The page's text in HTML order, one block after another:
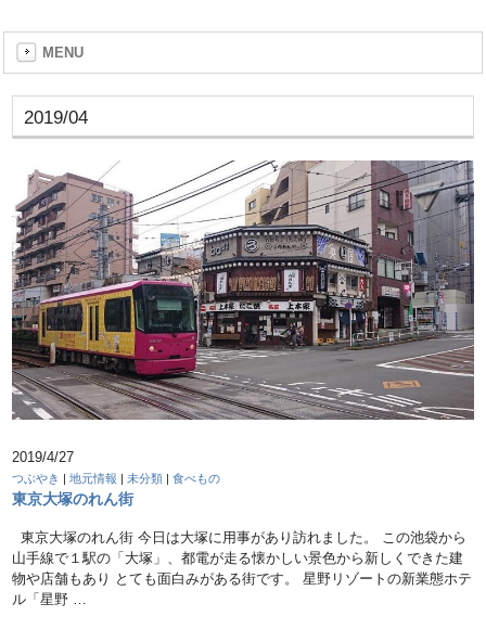
MENU
2019/04
2019/4/27
つぶやき |地元情報 |未分類 |食べもの
東京大塚のれん街
東京大塚のれん街 今日は大塚に用事があり訪れました。 この池袋から
山手線で１駅の「大塚」、都電が走る懐かしい景色から新しくできた建
物や店舗もあり とても面白みがある街です。 星野リゾートの新業態ホテ
ル「星野 …